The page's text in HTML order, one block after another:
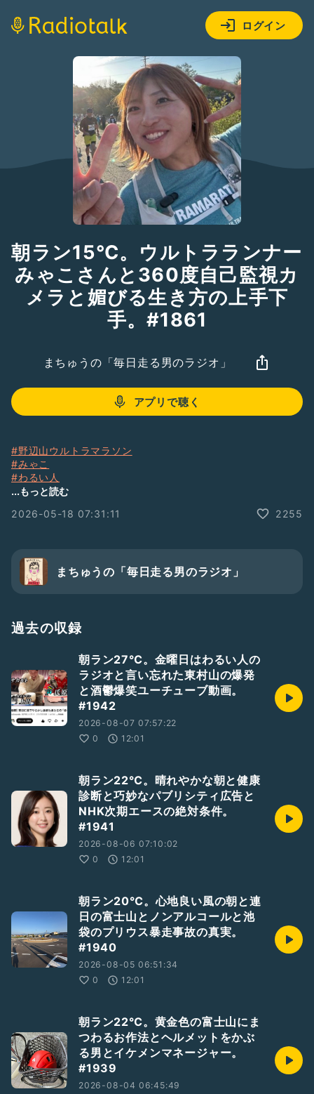
ログイン
朝ラン15℃。ウルトラランナー
みゃこさんと360度自己監視カ
メラと媚びる生き方の上手下
手。#1861
まちゅうの「毎日走る男のラジオ」
アプリで聴く
#野辺山ウルトラマラソン
#みゃこ
#わるい人
#サウナ
#神座ラーメン
#媚びる女
#クネクネダンス
#高市早苗
#小池百合子
...もっと読む
2026-05-18 07:31:11
2255
まちゅうの「毎日走る男のラジオ」
過去の収録
朝ラン27℃。金曜日はわるい人の
ラジオと言い忘れた東村山の爆発
と酒鬱爆笑ユーチューブ動画。
#1942
2026-08-07 07:57:22
0
12:01
朝ラン22℃。晴れやかな朝と健康
診断と巧妙なパブリシティ広告と
NHK次期エースの絶対条件。
#1941
2026-08-06 07:10:02
0
12:01
朝ラン20℃。心地良い風の朝と連
日の富士山とノンアルコールと池
袋のプリウス暴走事故の真実。
#1940
2026-08-05 06:51:34
0
12:01
朝ラン22℃。黄金色の富士山にま
つわるお作法とヘルメットをかぶ
る男とイケメンマネージャー。
#1939
2026-08-04 06:45:49